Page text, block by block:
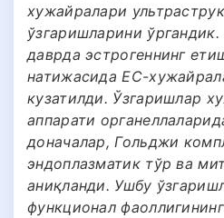
хужайралари
ўзгаришларини
даврда эстрогеннинг
натижасида EС-
кузатилди. Ўзгаришлар
аппарати
доначалар, Гольджи
эндоплазматик тўр ва
аниқланди. Ушбу
функционал